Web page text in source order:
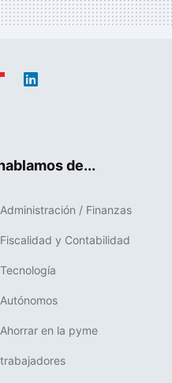
de...
Administración / Finanzas
Fiscalidad y Contabilidad
Tecnología
Autónomos
Ahorrar en la pyme
trabajadores